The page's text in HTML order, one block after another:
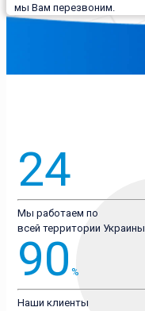
мы Вам перезвоним.
24
Мы работаем по
всей территории Украины
90 %
Наши клиенты